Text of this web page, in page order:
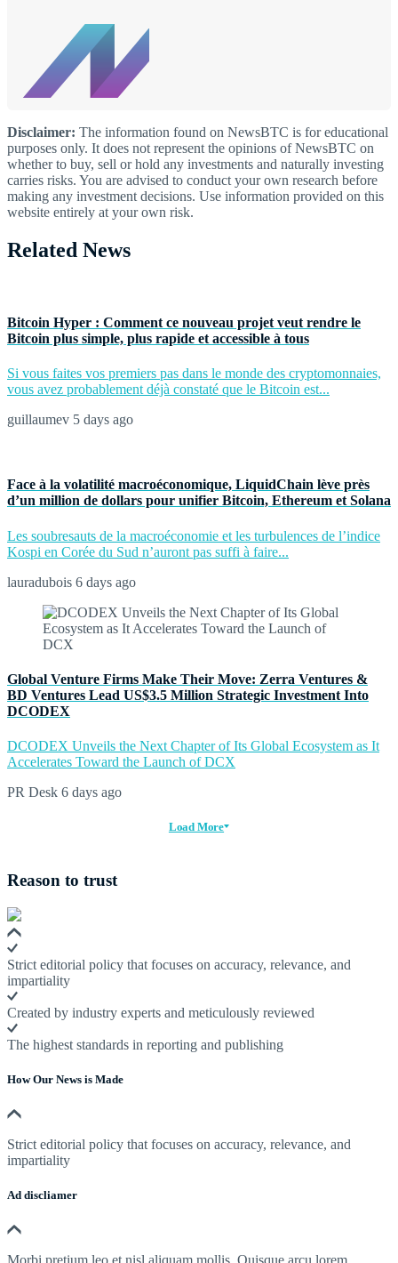
Disclaimer: The information found on NewsBTC is for educational
purposes only. It does not represent the opinions of NewsBTC on
whether to buy, sell or hold any investments and naturally investing
carries risks. You are advised to conduct your own research before
making any investment decisions. Use information provided on this
website entirely at your own risk.
Related News
Bitcoin Hyper : Comment ce nouveau projet veut rendre le
Bitcoin plus simple, plus rapide et accessible à tous
Si vous faites vos premiers pas dans le monde des cryptomonnaies,
vous avez probablement déjà constaté que le Bitcoin est...
guillaumev 5 days ago
Face à la volatilité macroéconomique, LiquidChain lève près
d’un million de dollars pour unifier Bitcoin, Ethereum et Solana
Les soubresauts de la macroéconomie et les turbulences de l’indice
Kospi en Corée du Sud n’auront pas suffi à faire...
lauradubois 6 days ago
Global Venture Firms Make Their Move: Zerra Ventures &
BD Ventures Lead US$3.5 Million Strategic Investment Into
DCODEX
DCODEX Unveils the Next Chapter of Its Global Ecosystem as It
Accelerates Toward the Launch of DCX
PR Desk 6 days ago
Load More
Reason to trust
Strict editorial policy that focuses on accuracy, relevance, and
impartiality
Created by industry experts and meticulously reviewed
The highest standards in reporting and publishing
How Our News is Made
Strict editorial policy that focuses on accuracy, relevance, and
impartiality
Ad discliamer